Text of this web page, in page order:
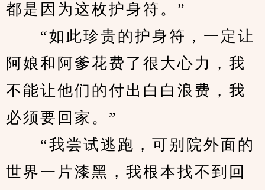
都是因为这枚护身符。”
“如此珍贵的护身符，一定让
阿娘和阿爹花费了很大心力，我
不能让他们的付出白白浪费，我
必须要回家。”
“我尝试逃跑，可别院外面的
世界一片漆黑，我根本找不到回